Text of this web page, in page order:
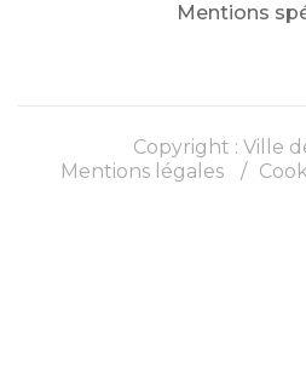
Mentions
Copyright : Ville
Mentions légales